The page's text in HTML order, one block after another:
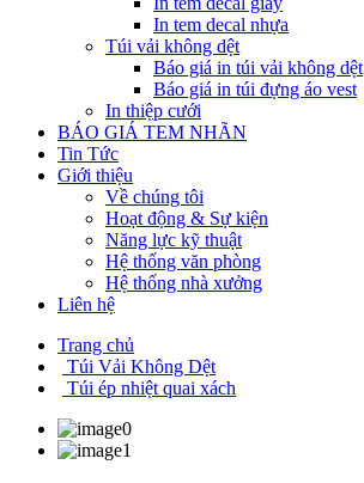
In tem decal nhựa
Túi vải không dệt
Báo giá in túi vải không dệt
Báo giá in túi đựng áo vest
In thiệp cưới
BÁO GIÁ TEM NHÃN
Tin Tức
Giới thiệu
Về chúng tôi
Hoạt động & Sự kiện
Năng lực kỹ thuật
Hệ thống văn phòng
Hệ thống nhà xưởng
Liên hệ
Trang chủ
Túi Vải Không Dệt
Túi ép nhiệt quai xách